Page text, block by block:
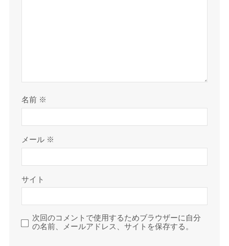
名前 ※
メール ※
サイト
次回のコメントで使用するためブラウザーに自分
の名前、メールアドレス、サイトを保存する。